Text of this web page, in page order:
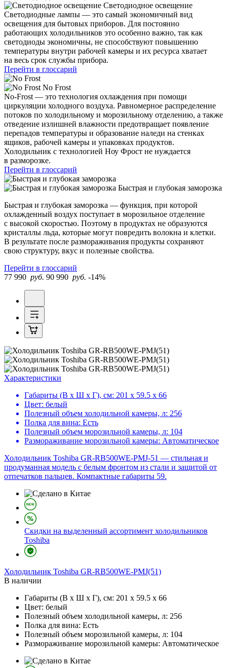
Светодиодное освещение
Светодиодные лампы — это самый экономичный вид
освещения для бытовых приборов. Для постоянно
работающих холодильников это особенно важно, так как
светодиоды экономичны, не способствуют повышению
температуры внутри рабочей камеры и их ресурса хватает
на весь срок службы прибора.
Перейти в глоссарий
No Frost
No-Frost — это технология охлаждения при помощи
циркуляции холодного воздуха. Равномерное распределение
потоков по холодильному и морозильному отделению, а также
отведение излишней влажности предотвращает появление
перепадов температуры и образование наледи на стенках
ящиков, рабочей камеры и упаковках продуктов.
Холодильник с технологией Ноу Фрост не нуждается
в разморозке.
Перейти в глоссарий
Быстрая и глубокая заморозка
Быстрая и глубокая заморозка — функция, при которой
охлажденный воздух поступает в морозильное отделение
с высокой скоростью. Поэтому в продуктах не образуются
кристаллы льда, которые могут повредить волокна и клетки.
В результате после размораживания продукты сохраняют
свою структуру, вкус и полезные свойства.
Перейти в глоссарий
77 990 руб. 90 990 руб. -14%
Характеристики
Габариты (В х Ш х Г), см: 201 х 59.5 х 66
Цвет: белый
Полезный объем холодильной камеры, л: 256
Полка для вина: Есть
Полезный объем морозильной камеры, л: 104
Размораживание морозильной камеры: Автоматическое
Холодильник Toshiba GR-RB500WE-PMJ-51 — стильная и
продуманная модель с белым фронтом из стали и защитой от
отпечатков пальцев. Компактные габариты 59.
Скидки на выделенный ассортимент холодильников
Toshiba
Холодильник Toshiba GR-RB500WE-PMJ(51)
В наличии
Габариты (В х Ш х Г), см: 201 х 59.5 х 66
Цвет: белый
Полезный объем холодильной камеры, л: 256
Полка для вина: Есть
Полезный объем морозильной камеры, л: 104
Размораживание морозильной камеры: Автоматическое